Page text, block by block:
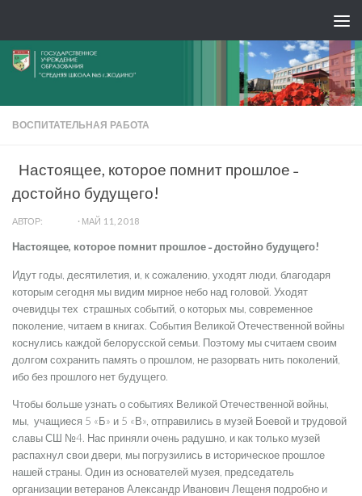
ВОСПИТАТЕЛЬНАЯ РАБОТА
Настоящее, которое помнит прошлое ˗
достойно будущего!
АВТОР: · МАЙ 11, 2018
Настоящее, которое помнит прошлое ˗ достойно будущего!
Идут годы, десятилетия, и, к сожалению, уходят люди, благодаря
которым сегодня мы видим мирное небо над головой. Уходят
очевидцы тех страшных событий, о которых мы, современное
поколение, читаем в книгах. События Великой Отечественной войны
коснулись каждой белорусской семьи. Поэтому мы считаем своим
долгом сохранить память о прошлом, не разорвать нить поколений,
ибо без прошлого нет будущего.
Чтобы больше узнать о событиях Великой Отечественной войны,
мы, учащиеся 5 «Б» и 5 «В», отправились в музей Боевой и трудовой
славы СШ №4. Нас приняли очень радушно, и как только музей
распахнул свои двери, мы погрузились в историческое прошлое
нашей страны. Один из основателей музея, председатель
организации ветеранов Александр Иванович Лещеня подробно и